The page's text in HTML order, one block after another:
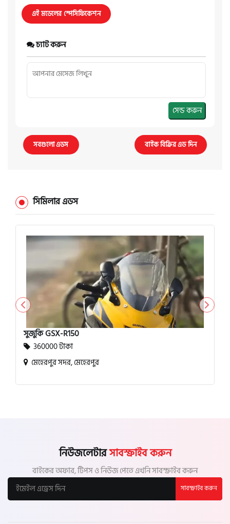
এই মডেলের স্পেসিফিকেশন
চ্যাট করুন
সেন্ড করুন
সবগুলো এডস বাইক বিক্রির এড দিন
সিমিলার এডস
সুজুকি GSX-R150
360000 টাকা
মেহেরপুর সদর, মেহেরপুর
নিউজলেটারসাবস্ক্রাইব করুন
বাইকের অফার, টিপস ও নিউজ পেতে এখনি সাবস্ক্রাইব করুন
সাবস্ক্রাইব করুন